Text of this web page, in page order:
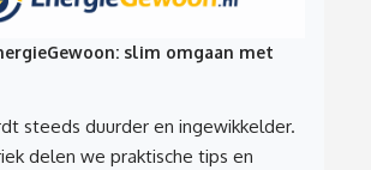
slim omgaan met
steeds duurder en ingewikkelder.
delen we praktische tips en